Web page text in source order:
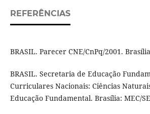
REFERÊNCIAS
BRASIL. Parecer CNE/CnPq/2001.
BRASIL. Secretaria de Educação
Curriculares Nacionais: Ciências
Educação Fundamental. Brasília: MEC/